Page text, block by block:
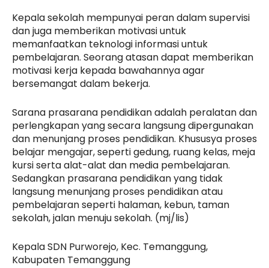
Kepala sekolah mempunyai peran dalam supervisi
dan juga memberikan motivasi untuk
memanfaatkan teknologi informasi untuk
pembelajaran. Seorang atasan dapat memberikan
motivasi kerja kepada bawahannya agar
bersemangat dalam bekerja.
Sarana prasarana pendidikan adalah peralatan dan
perlengkapan yang secara langsung dipergunakan
dan menunjang proses pendidikan. Khususya proses
belajar mengajar, seperti gedung, ruang kelas, meja
kursi serta alat-alat dan media pembelajaran.
Sedangkan prasarana pendidikan yang tidak
langsung menunjang proses pendidikan atau
pembelajaran seperti halaman, kebun, taman
sekolah, jalan menuju sekolah. (mj/lis)
Kepala SDN Purworejo, Kec. Temanggung,
Kabupaten Temanggung